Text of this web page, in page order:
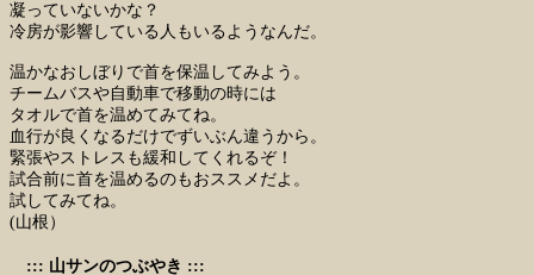
凝っていないかな？
冷房が影響している人もいるようなんだ。
温かなおしぼりで首を保温してみよう。
チームバスや自動車で移動の時には
タオルで首を温めてみてね。
血行が良くなるだけでずいぶん違うから。
緊張やストレスも緩和してくれるぞ！
試合前に首を温めるのもおススメだよ。
試してみてね。
(山根）
::: 山サンのつぶやき :::